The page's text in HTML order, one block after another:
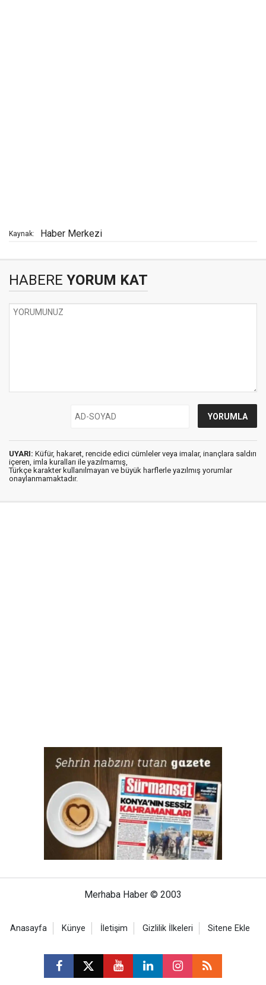
Kaynak: Haber Merkezi
HABERE YORUM KAT
UYARI: Küfür, hakaret, rencide edici cümleler veya imalar, inançlara saldırı
içeren, imla kuralları ile yazılmamış,
Türkçe karakter kullanılmayan ve büyük harflerle yazılmış yorumlar
onaylanmamaktadır.
Merhaba Haber © 2003
Anasayfa Künye İletişim Gizlilik İlkeleri Sitene Ekle